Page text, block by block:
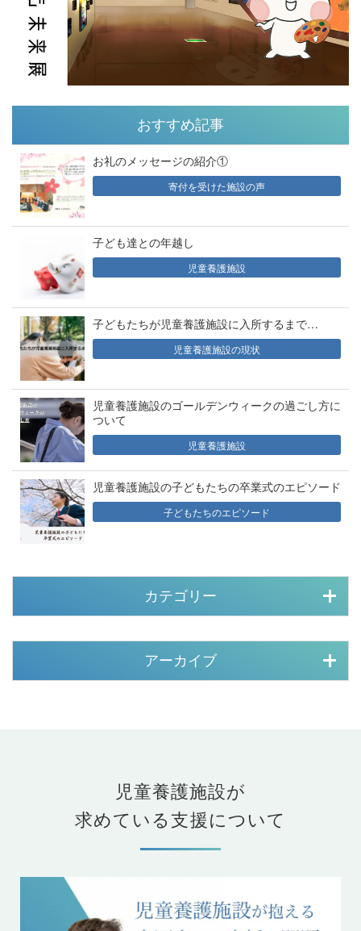
おすすめ記事
お礼のメッセージの紹介①
寄付を受けた施設の声
子ども達との年越し
児童養護施設
子どもたちが児童養護施設に入所するまで…
児童養護施設の現状
児童養護施設のゴールデンウィークの過ごし方に
ついて
児童養護施設
児童養護施設の子どもたちの卒業式のエピソード
子どもたちのエピソード
カテゴリー
アーカイブ
児童養護施設が
求めている支援について